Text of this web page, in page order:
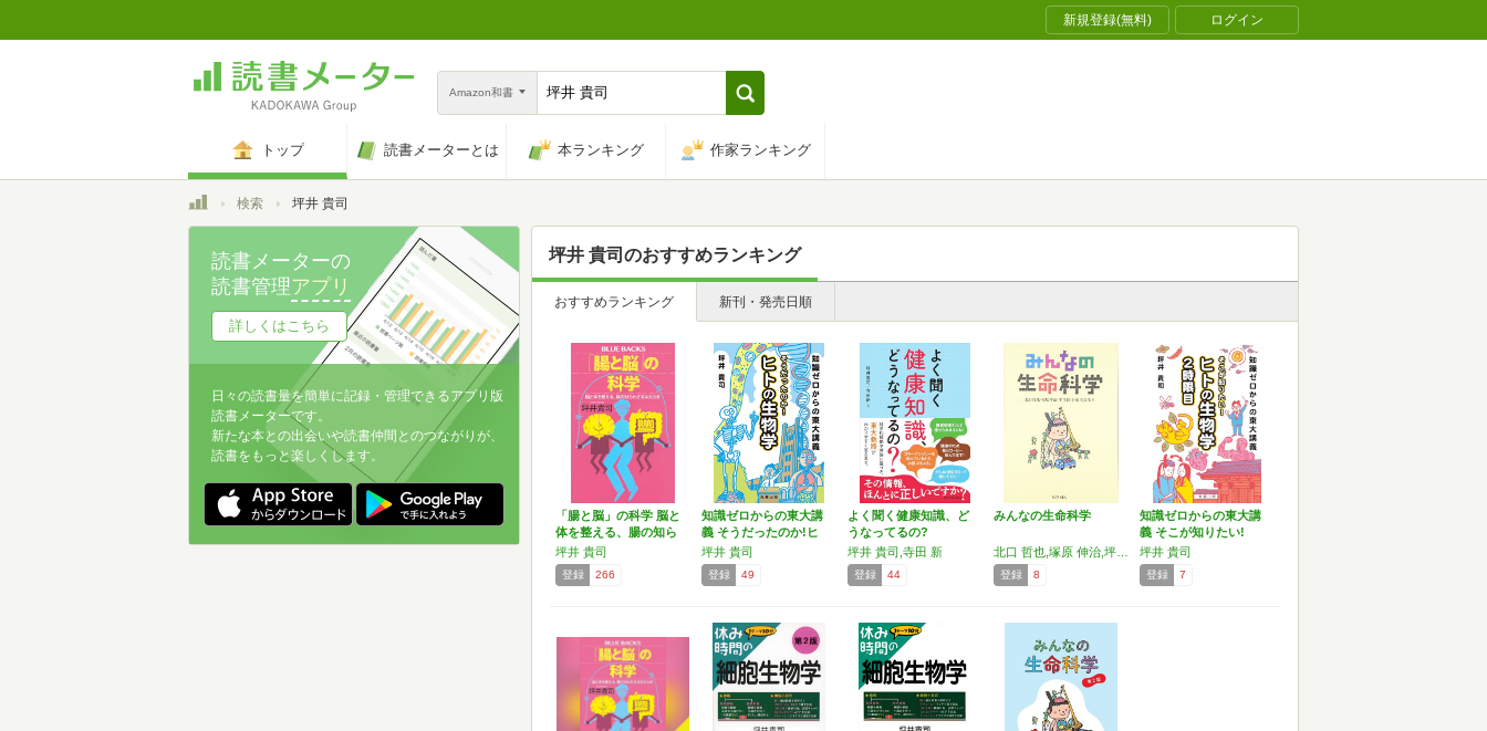
新規登録(無料) ログイン
Amazon和書
トップ 読書メーターとは 本ランキング 作家ランキング
トップ検索 坪井 貴司
坪井 貴司 のおすすめランキング
おすすめランキング 新刊・発売日順
「腸と脳」の科学 脳と
体を整える、腸の知ら
れ…
坪井 貴司
登録 266
知識ゼロからの東大講
義 そうだったのか!ヒ
ト…
坪井 貴司
登録 49
よく聞く健康知識、ど
うなってるの?
坪井 貴司,寺田 新
登録 44
みんなの生命科学
登録 8
知識ゼロからの東大講
義 そこが知りたい!
ヒ…
坪井 貴司
登録 7
読書メーターの
読書管理アプリ
詳しくはこちら
日々の読書量を簡単に記録・管理できるアプリ版
読書メーターです。
新たな本との出会いや読書仲間とのつながりが、
読書をもっと楽しくします。